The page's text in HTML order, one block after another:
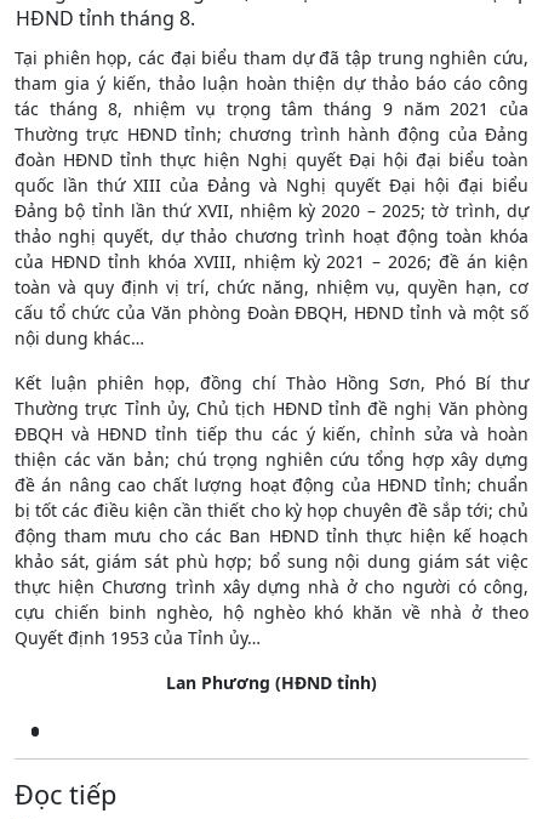
HĐND tỉnh tháng 8.
Tại phiên họp, các đại biểu tham dự đã tập trung nghiên cứu,
tham gia ý kiến, thảo luận hoàn thiện dự thảo báo cáo công
tác tháng 8, nhiệm vụ trọng tâm tháng 9 năm 2021 của
Thường trực HĐND tỉnh; chương trình hành động của Đảng
đoàn HĐND tỉnh thực hiện Nghị quyết Đại hội đại biểu toàn
quốc lần thứ XIII của Đảng và Nghị quyết Đại hội đại biểu
Đảng bộ tỉnh lần thứ XVII, nhiệm kỳ 2020 – 2025; tờ trình, dự
thảo nghị quyết, dự thảo chương trình hoạt động toàn khóa
của HĐND tỉnh khóa XVIII, nhiệm kỳ 2021 – 2026; đề án kiện
toàn và quy định vị trí, chức năng, nhiệm vụ, quyền hạn, cơ
cấu tổ chức của Văn phòng Đoàn ĐBQH, HĐND tỉnh và một số
nội dung khác…
Kết luận phiên họp, đồng chí Thào Hồng Sơn, Phó Bí thư
Thường trực Tỉnh ủy, Chủ tịch HĐND tỉnh đề nghị Văn phòng
ĐBQH và HĐND tỉnh tiếp thu các ý kiến, chỉnh sửa và hoàn
thiện các văn bản; chú trọng nghiên cứu tổng hợp xây dựng
đề án nâng cao chất lượng hoạt động của HĐND tỉnh; chuẩn
bị tốt các điều kiện cần thiết cho kỳ họp chuyên đề sắp tới; chủ
động tham mưu cho các Ban HĐND tỉnh thực hiện kế hoạch
khảo sát, giám sát phù hợp; bổ sung nội dung giám sát việc
thực hiện Chương trình xây dựng nhà ở cho người có công,
cựu chiến binh nghèo, hộ nghèo khó khăn về nhà ở theo
Quyết định 1953 của Tỉnh ủy…
Lan Phương (HĐND tỉnh)
Đọc tiếp